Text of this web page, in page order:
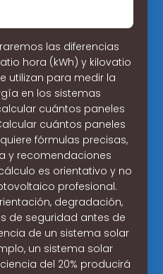
las diferencias
hora (kWh) y kilovatio
utilizan para medir la
en los sistemas
cuántos paneles
cuántos paneles
fórmulas precisas,
y recomendaciones
es orientativo y no
profesional.
degradación,
de seguridad antes de
de un sistema solar
un sistema solar
del 20% producirá